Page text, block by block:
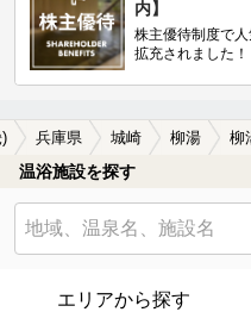
内】
株主優待制度で
拡充されました！
兵庫県 城崎 柳湯 柳
温浴施設を探す
エリアから探す